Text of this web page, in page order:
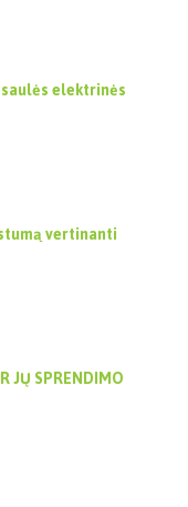
elektrinės
vertinanti
JŲ SPRENDIMO